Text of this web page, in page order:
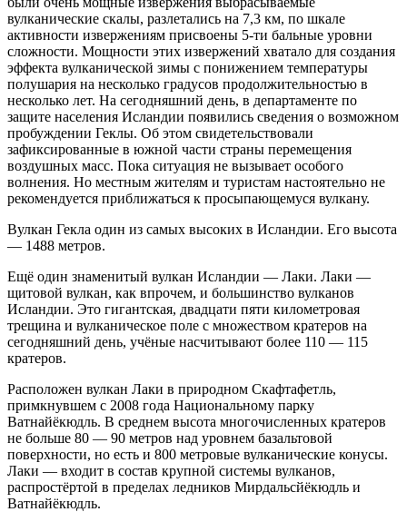
вулканические скалы, разлетались на 7,3 км, по шкале
активности извержениям присвоены 5-ти бальные уровни
сложности. Мощности этих извержений хватало для создания
эффекта вулканической зимы с понижением температуры
полушария на несколько градусов продолжительностью в
несколько лет. На сегодняшний день, в департаменте по
защите населения Исландии появились сведения о возможном
пробуждении Геклы. Об этом свидетельствовали
зафиксированные в южной части страны перемещения
воздушных масс. Пока ситуация не вызывает особого
волнения. Но местным жителям и туристам настоятельно не
рекомендуется приближаться к просыпающемуся вулкану.
Вулкан Гекла один из самых высоких в Исландии. Его высота
— 1488 метров.
Ещё один знаменитый вулкан Исландии — Лаки. Лаки —
щитовой вулкан, как впрочем, и большинство вулканов
Исландии. Это гигантская, двадцати пяти километровая
трещина и вулканическое поле с множеством кратеров на
сегодняшний день, учёные насчитывают более 110 — 115
кратеров.
Расположен вулкан Лаки в природном Скафтафетль,
примкнувшем с 2008 года Национальному парку
Ватнайёкюдль. В среднем высота многочисленных кратеров
не больше 80 — 90 метров над уровнем базальтовой
поверхности, но есть и 800 метровые вулканические конусы.
Лаки — входит в состав крупной системы вулканов,
распростёртой в пределах ледников Мирдальсйёкюдль и
Ватнайёкюдль.